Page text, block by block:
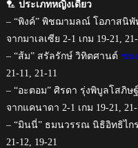
🏸 ประเภทหญิงเดี่ยว
– “พิงค์” พิชฌามลณ์ โอภาสนิพั
จากมาเลเซีย 2-1 เกม 19-21,
– “ส้ม” สรัลรักษ์ วิทิตศานต์ ชน
21-11, 21-11
– “อะตอม” ศิรดา รุ่งพิบูลโสภิษ
จากแคนาดา 2-1 เกม 19-21,
– “มินนี่” ธมนวรรณ นิธิอิทธิไกร
21-12, 19-21